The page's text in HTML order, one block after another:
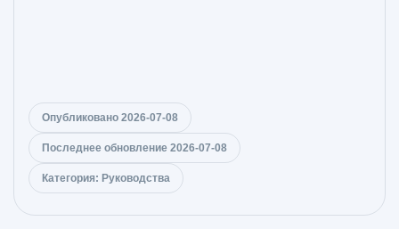
Опубликовано 2026-07-08
Последнее обновление 2026-07-08
Категория: Руководства